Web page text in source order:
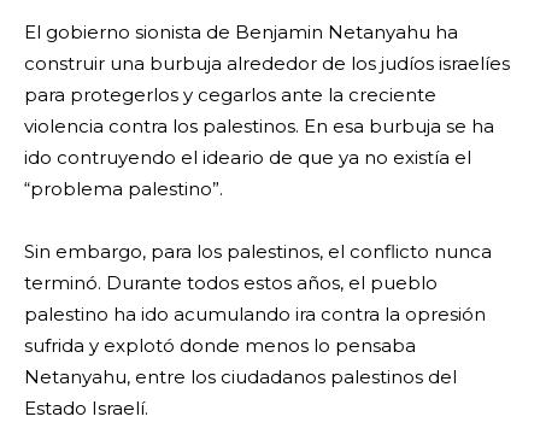
El gobierno sionista de Benjamin Netanyahu ha
construir una burbuja alrededor de los judíos israelíes
para protegerlos y cegarlos ante la creciente
violencia contra los palestinos. En esa burbuja se ha
ido contruyendo el ideario de que ya no existía el
“problema palestino”.
Sin embargo, para los palestinos, el conflicto nunca
terminó. Durante todos estos años, el pueblo
palestino ha ido acumulando ira contra la opresión
sufrida y explotó donde menos lo pensaba
Netanyahu, entre los ciudadanos palestinos del
Estado Israelí.